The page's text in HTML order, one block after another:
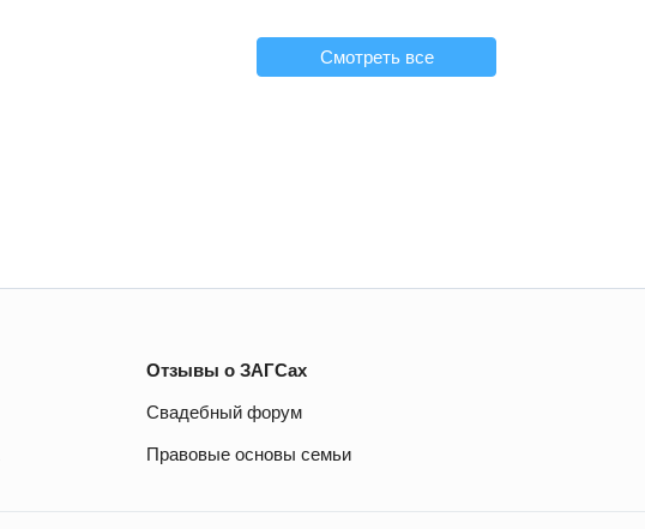
Смотреть все
Отзывы о ЗАГСах
Свадебный форум
Правовые основы семьи